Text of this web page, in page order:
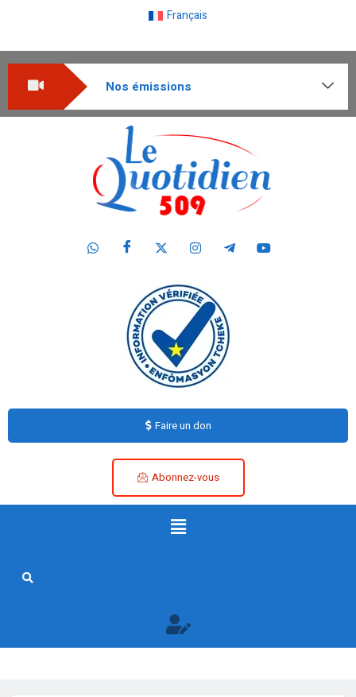
Français
Nos émissions
Faire un don
Abonnez-vous